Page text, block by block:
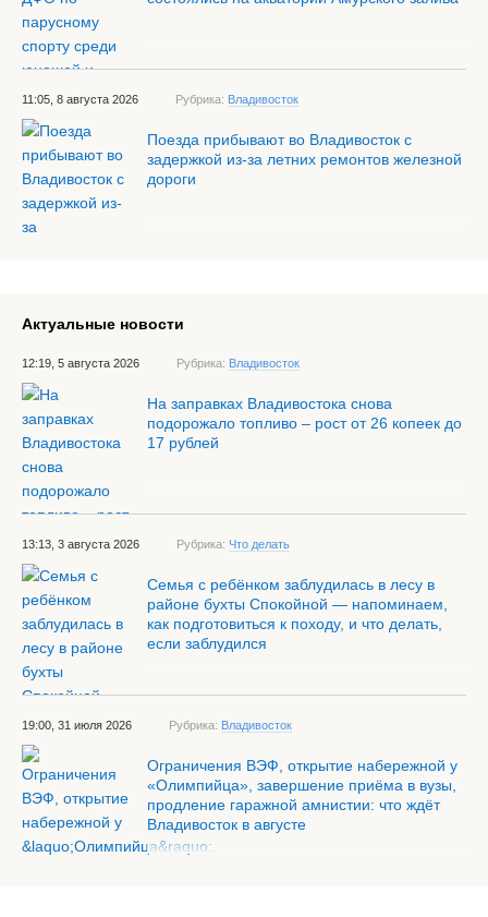
11:05, 8 августа 2026 Рубрика: Владивосток
Поезда прибывают во Владивосток с
задержкой из-за летних ремонтов железной
дороги
Актуальные новости
12:19, 5 августа 2026 Рубрика: Владивосток
На заправках Владивостока снова
подорожало топливо – рост от 26 копеек до
17 рублей
13:13, 3 августа 2026 Рубрика: Что делать
Семья с ребёнком заблудилась в лесу в
районе бухты Спокойной — напоминаем,
как подготовиться к походу, и что делать,
если заблудился
19:00, 31 июля 2026 Рубрика: Владивосток
Ограничения ВЭФ, открытие набережной у
«Олимпийца», завершение приёма в вузы,
продление гаражной амнистии: что ждёт
Владивосток в августе